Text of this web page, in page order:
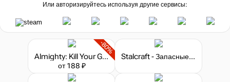
Или авторизируйтесь используя другие сервисы:
-80%
Almighty: Kill Your Gods
от 188 ₽
Stalcraft - Запасные детали